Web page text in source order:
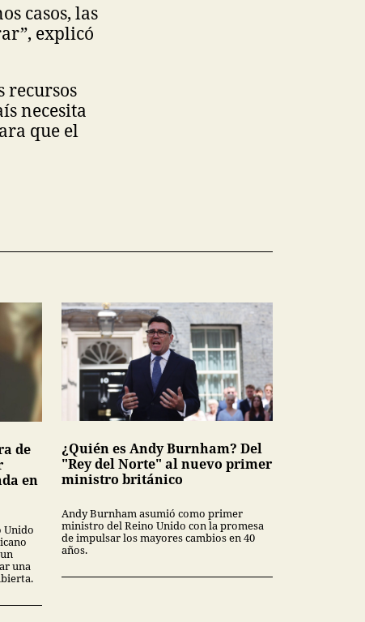
casos, las
explicó
recursos
necesita
que el
de
en
Unido
una
¿Quién es Andy Burnham? Del
"Rey del Norte" al nuevo primer
ministro británico
Andy Burnham asumió como primer
ministro del Reino Unido con la promesa
de impulsar los mayores cambios en 40
años.